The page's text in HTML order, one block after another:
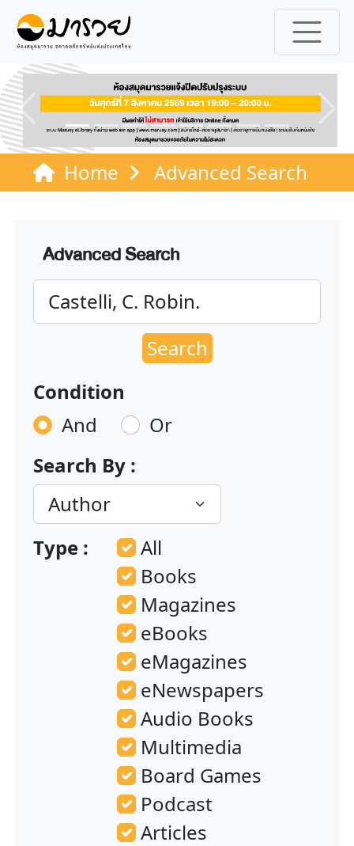
Previous
Home
Advanced Search
Advanced Search
Search
Condition
And
Or
Search By :
Type :
All
Books
Magazines
eBooks
eMagazines
eNewspapers
Audio Books
Multimedia
Board Games
Podcast
Articles